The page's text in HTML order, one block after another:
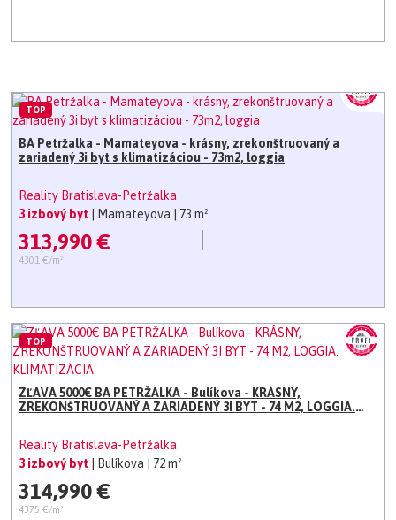
BA Petržalka - Mamateyova - krásny, zrekonštruovaný a
zariadený 3i byt s klimatizáciou - 73m2, loggia
Reality Bratislava-Petržalka
3 izbový byt
| Mamateyova | 73 m²
313,990 €
4301 €/m²
TOP
ZĽAVA 5000€ BA PETRŽALKA - Bulíkova - KRÁSNY,
ZREKONŠTRUOVANÝ A ZARIADENÝ 3I BYT - 74 M2, LOGGIA.
Reality Bratislava-Petržalka
3 izbový byt
| Bulíkova | 72 m²
314,990 €
4375 €/m²
TOP